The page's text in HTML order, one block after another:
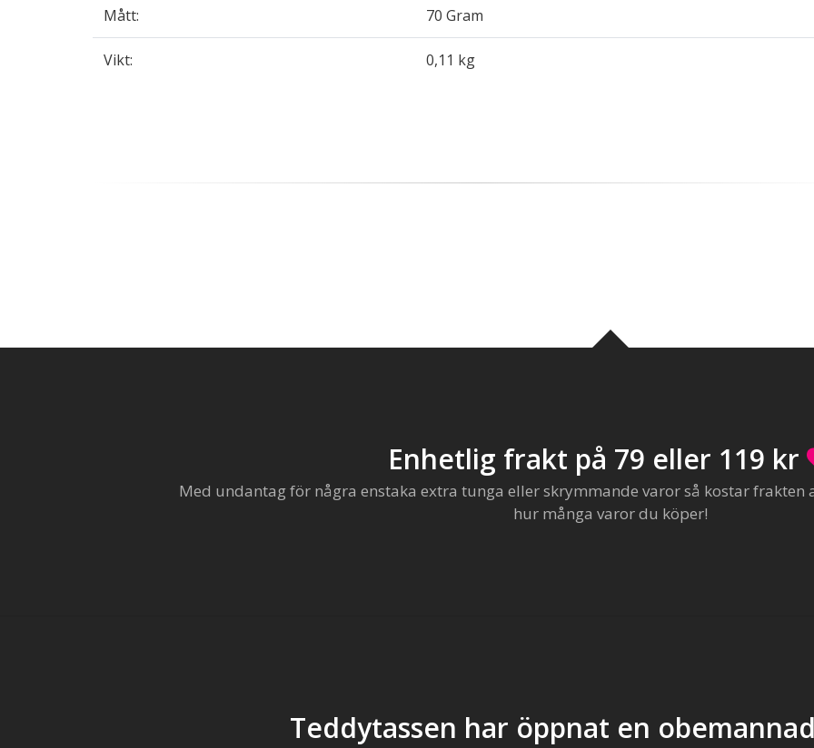
Mått: 70 Gram
Vikt: 0,11 kg
Enhetlig frakt på 79 eller 119 kr
Med undantag för några enstaka extra tunga eller skrymmande varor så kostar
hur många varor du köper!
Teddytassen har öppnat en